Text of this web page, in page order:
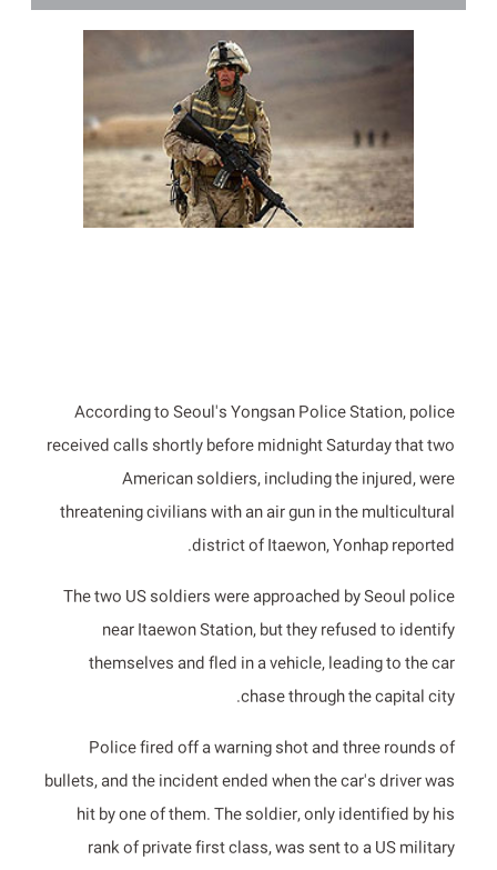
According to Seoul's Yongsan Police Station, police
received calls shortly before midnight Saturday that two
American soldiers, including the injured, were
threatening civilians with an air gun in the multicultural
district of Itaewon, Yonhap reported.
The two US soldiers were approached by Seoul police
near Itaewon Station, but they refused to identify
themselves and fled in a vehicle, leading to the car
chase through the capital city.
Police fired off a warning shot and three rounds of
bullets, and the incident ended when the car's driver was
hit by one of them. The soldier, only identified by his
rank of private first class, was sent to a US military